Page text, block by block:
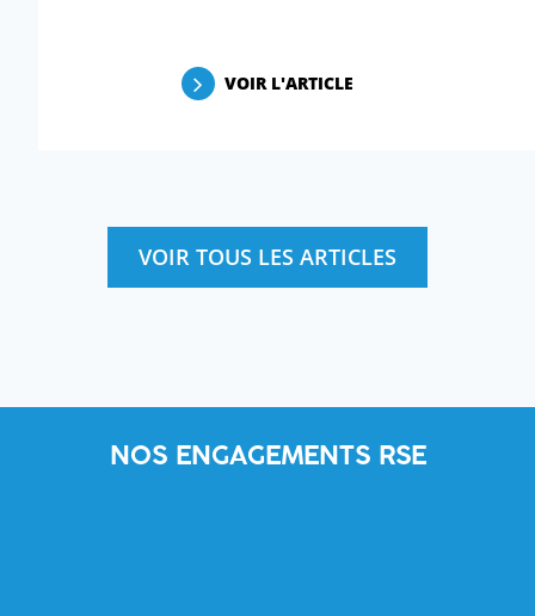
VOIR L'ARTICLE
VOIR TOUS LES ARTICLES
NOS ENGAGEMENTS RSE